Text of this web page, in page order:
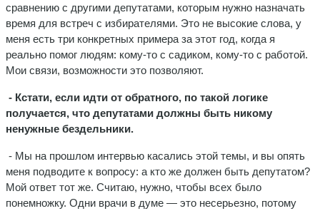
сравнению с другими депутатами, которым нужно назначать
время для встреч с избирателями. Это не высокие слова, у
меня есть три конкретных примера за этот год, когда я
реально помог людям: кому-то с садиком, кому-то с работой.
Мои связи, возможности это позволяют.
- Кстати, если идти от обратного, по такой логике
получается, что депутатами должны быть никому
ненужные бездельники.
- Мы на прошлом интервью касались этой темы, и вы опять
меня подводите к вопросу: а кто же должен быть депутатом?
Мой ответ тот же. Считаю, нужно, чтобы всех было
понемножку. Одни врачи в думе — это несерьезно, потому